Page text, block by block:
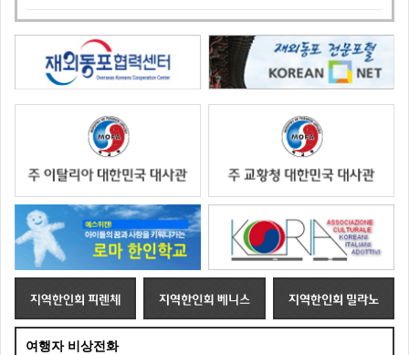
여행자 비상전화